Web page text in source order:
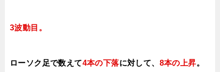
3波動目。
ローソク足で数えて4本の下落に対して、 8本の上昇。